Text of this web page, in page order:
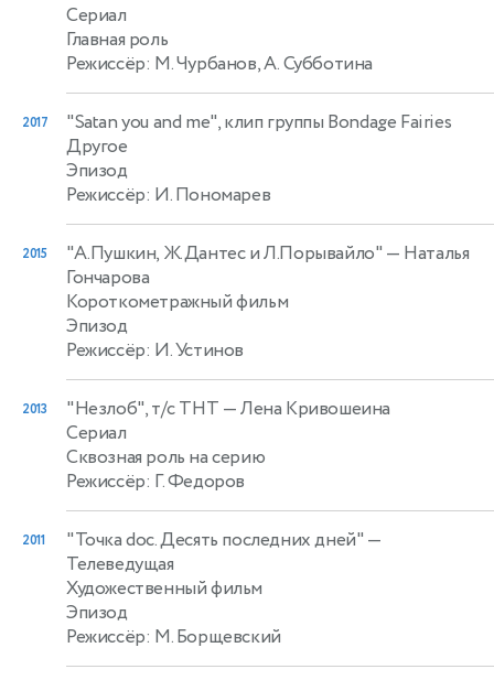
Сериал
Главная роль
Режиссёр: М. Чурбанов, А. Субботина
2017
"Satan you and me", клип группы Bondage Fairies
Другое
Эпизод
Режиссёр: И. Пономарев
2015 "А.Пушкин, Ж.Дантес и Л.Порывайло" — Наталья
Гончарова
Короткометражный фильм
Эпизод
Режиссёр: И. Устинов
2013 "Незлоб", т/с ТНТ — Лена Кривошеина
Сериал
Сквозная роль на серию
Режиссёр: Г. Федоров
2011 "Точка doc. Десять последних дней" —
Телеведущая
Художественный фильм
Эпизод
Режиссёр: М. Борщевский